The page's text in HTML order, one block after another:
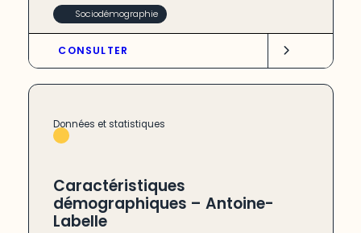
Sociodémographie
CONSULTER
Données et statistiques
Caractéristiques
démographiques – Antoine-
Labelle